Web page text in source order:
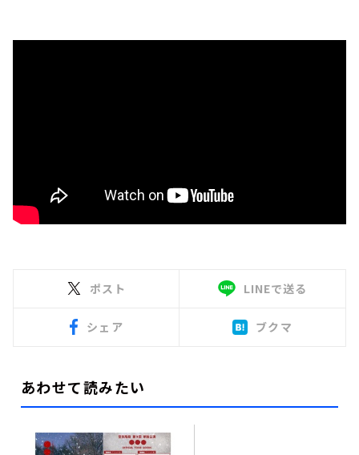
ポスト LINEで送る
シェア ブクマ
あわせて読みたい